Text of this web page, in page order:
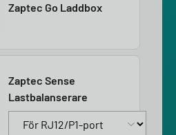
Zaptec Go Laddbox
Zaptec Sense
Lastbalanserare